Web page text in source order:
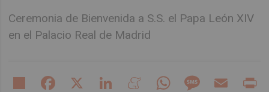
Ceremonia de Bienvenida a S.S. el Papa León XIV
en el Palacio Real de Madrid
Share Facebook LinkedIn MeneameWhatsAppMessageEmail